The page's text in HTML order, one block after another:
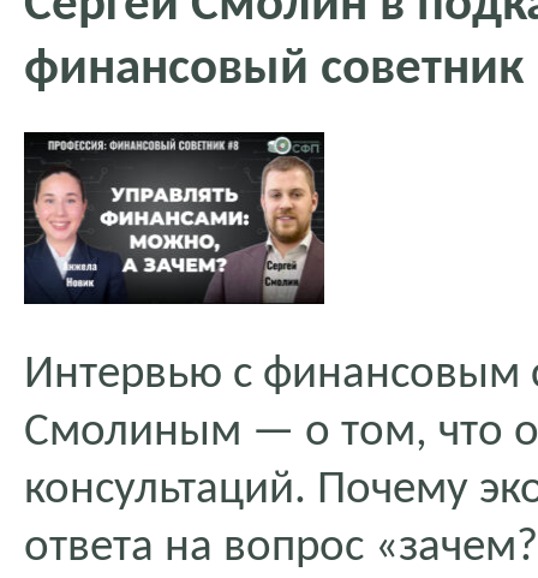
финансовый советник
Интервью с финансовым
Смолиным — о том, что
консультаций. Почему
ответа на вопрос